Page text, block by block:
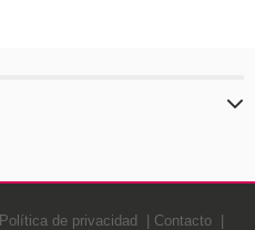
Política de privacidad
Contacto